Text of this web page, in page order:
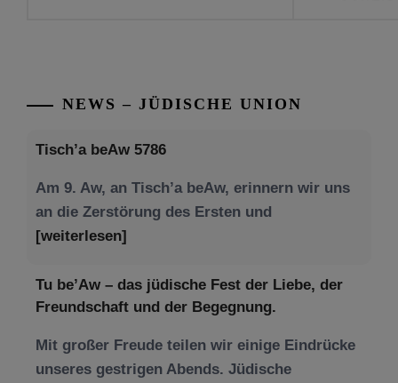
NEWS – JÜDISCHE UNION
Tisch’a beAw 5786
Am 9. Aw, an Tisch’a beAw, erinnern wir uns
an die Zerstörung des Ersten und
[weiterlesen]
Tu be’Aw – das jüdische Fest der Liebe, der
Freundschaft und der Begegnung.
Mit großer Freude teilen wir einige Eindrücke
unseres gestrigen Abends. Jüdische